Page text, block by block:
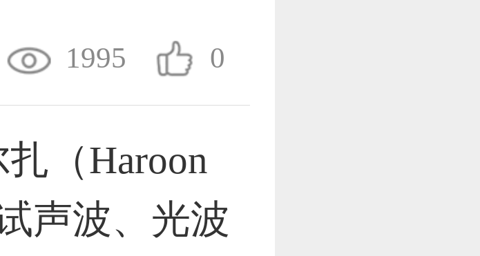
用户作品已成功备案！
用户作品已成功备案！
1995 0
（Haroon
声波、光波